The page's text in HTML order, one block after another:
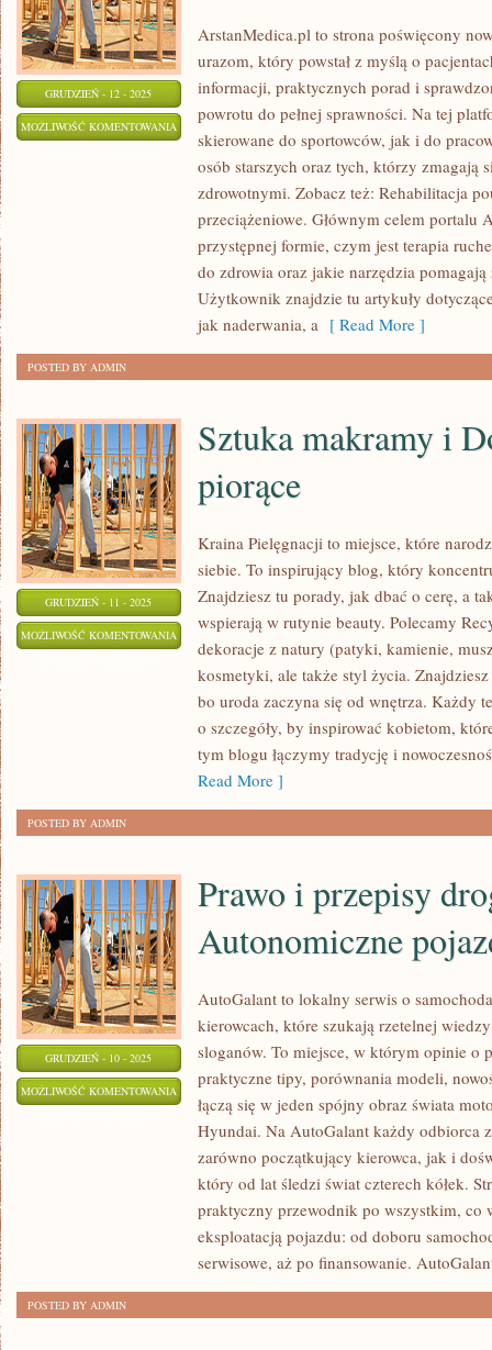
GRUDZIEŃ - 12 - 2025
MOŻLIWOŚĆ KOMENTOWANIA TRENING
ArstanMedica.pl to strona poświęcony
urazom, który powstał z myślą o
informacji, praktycznych porad i
powrotu do pełnej sprawności. Na tej
skierowane do sportowców, jak i do
osób starszych oraz tych, którzy zmagają
zdrowotnymi. Zobacz też: Rehabilitacja
przeciążeniowe. Głównym celem portalu
przystępnej formie, czym jest terapia
do zdrowia oraz jakie narzędzia
Użytkownik znajdzie tu artykuły
jak naderwania, a [ Read More ]
POSTED BY ADMIN
GRUDZIEŃ - 11 - 2025
MOŻLIWOŚĆ KOMENTOWANIA SZTUKA
Sztuka makramy i
piorące
Kraina Pielęgnacji to miejsce, które
siebie. To inspirujący blog, który
Znajdziesz tu porady, jak dbać o cerę, a
wspierają w rutynie beauty. Polecamy
dekoracje z natury (patyki, kamienie,
kosmetyki, ale także styl życia.
bo uroda zaczyna się od wnętrza. Każdy
o szczegóły, by inspirować kobietom,
tym blogu łączymy tradycję i
Read More ]
POSTED BY ADMIN
GRUDZIEŃ - 10 - 2025
MOŻLIWOŚĆ KOMENTOWANIA PRAWO
PRZEPISY
Prawo i przepisy
Autonomiczne
AutoGalant to lokalny serwis o
kierowcach, które szukają rzetelnej
sloganów. To miejsce, w którym opinie o
praktyczne tipy, porównania modeli,
łączą się w jeden spójny obraz świata
Hyundai. Na AutoGalant każdy odbiorca
zarówno początkujący kierowca, jak i
który od lat śledzi świat czterech kółek.
praktyczny przewodnik po wszystkim, co
eksploatacją pojazdu: od doboru
serwisowe, aż po finansowanie.
POSTED BY ADMIN